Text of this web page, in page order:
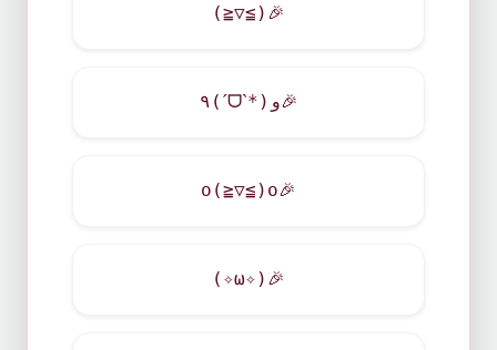
(≧▽≦) 🎉
٩(ˊᗜˋ*)و🎉
o(≧▽≦)o🎉
(✧ω✧) 🎉